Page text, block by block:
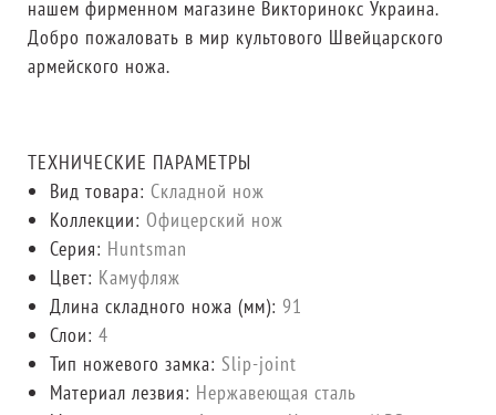
нашем фирменном магазине Викторинокс Украина.
Добро пожаловать в мир культового Швейцарского
армейского ножа.
ТЕХНИЧЕСКИЕ ПАРАМЕТРЫ
Вид товара: Складной нож
Коллекции: Офицерский нож
Серия: Huntsman
Цвет: Камуфляж
Длина складного ножа (мм): 91
Слои: 4
Тип ножевого замка: Slip-joint
Материал лезвия: Нержавеющая сталь